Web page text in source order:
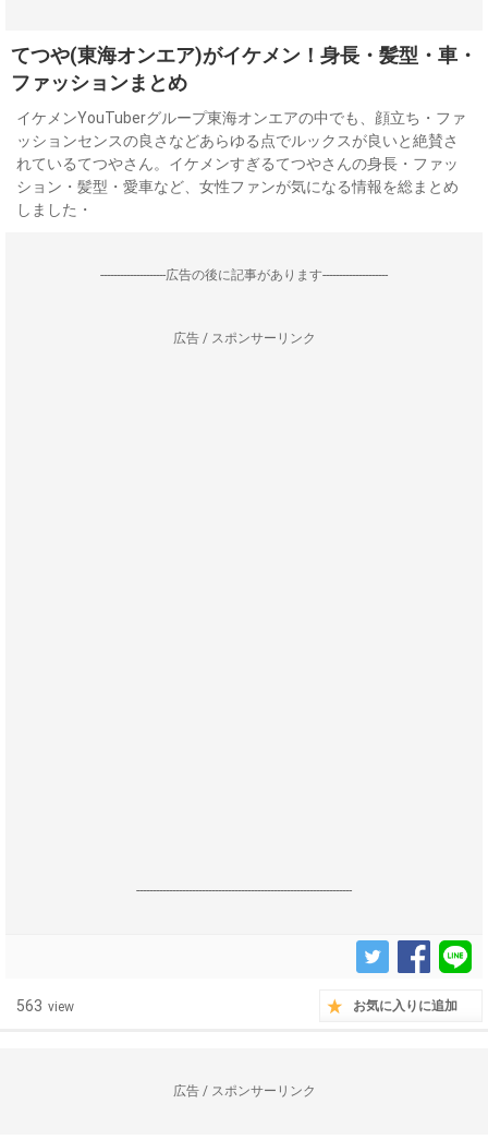
てつや(東海オンエア)がイケメン！身長・髪型・車・
ファッションまとめ
イケメンYouTuberグループ東海オンエアの中でも、顔立ち・ファ
ッションセンスの良さなどあらゆる点でルックスが良いと絶賛さ
れているてつやさん。イケメンすぎるてつやさんの身長・ファッ
ション・髪型・愛車など、女性ファンが気になる情報を総まとめ
しました・
--------------------広告の後に記事があります--------------------
広告 / スポンサーリンク
------------------------------------------------------------------
563 view お気に入りに追加
広告 / スポンサーリンク